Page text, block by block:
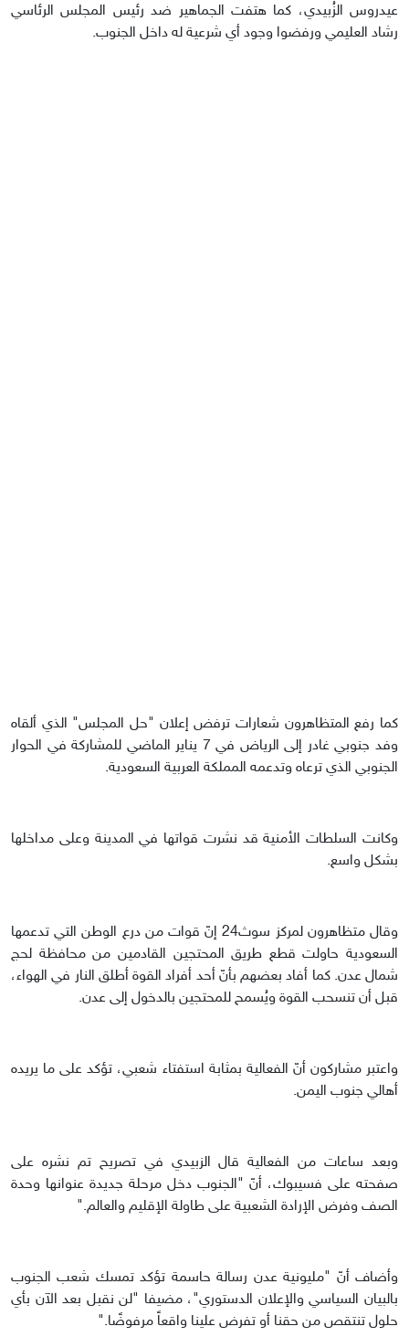
عيدروس الزُبيدي، كما هتفت الجماهير ضد رئيس المجلس الرئاسي
رشاد العليمي ورفضوا وجود أي شرعية له داخل الجنوب.
كما رفع المتظاهرون شعارات ترفض إعلان "حل المجلس" الذي ألقاه
وفد جنوبي غادر إلى الرياض في 7 يناير الماضي للمشاركة في الحوار
الجنوبي الذي ترعاه وتدعمه المملكة العربية السعودية.
وكانت السلطات الأمنية قد نشرت قواتها في المدينة وعلى مداخلها
بشكل واسع.
وقال متظاهرون لمركز سوث24 إنّ قوات من درع الوطن التي تدعمها
السعودية حاولت قطع طريق المحتجين القادمين من محافظة لحج
شمال عدن. كما أفاد بعضهم بأنّ أحد أفراد القوة أطلق النار في الهواء،
قبل أن تنسحب القوة ويُسمح للمحتجين بالدخول إلى عدن.
واعتبر مشاركون أنّ الفعالية بمثابة استفتاء شعبي، تؤكد على ما يريده
أهالي جنوب اليمن.
وبعد ساعات من الفعالية قال الزبيدي في تصريح تم نشره على
صفحته على فسيبوك، أنّ "الجنوب دخل مرحلة جديدة عنوانها وحدة
الصف وفرض الإرادة الشعبية على طاولة الإقليم والعالم."
وأضاف أنّ "مليونية عدن رسالة حاسمة تؤكد تمسك شعب الجنوب
بالبيان السياسي والإعلان الدستوري"، مضيفا "لن نقبل بعد الآن بأي
حلول تنتقص من حقنا أو تفرض علينا واقعاً مرفوضًا."